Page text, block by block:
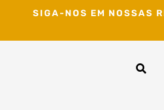
SIGA-NOS EM NOSSAS